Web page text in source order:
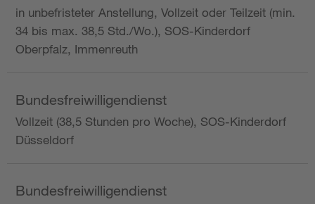
in unbefristeter Anstellung, Vollzeit oder Teilzeit (min.
34 bis max. 38,5 Std./Wo.), SOS-Kinderdorf
Oberpfalz, Immenreuth
Bundesfreiwilligendienst
Vollzeit (38,5 Stunden pro Woche), SOS-Kinderdorf
Düsseldorf
Bundesfreiwilligendienst